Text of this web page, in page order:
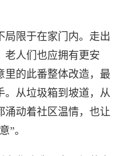
局限于在家门内。走出
老人们也应拥有更安
里的此番整体改造，最
。从垃圾箱到坡道，从
涌动着社区温情，也让
”。